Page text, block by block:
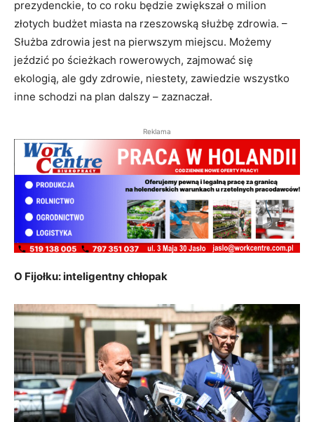
prezydenckie, to co roku będzie zwiększał o milion
złotych budżet miasta na rzeszowską służbę zdrowia. –
Służba zdrowia jest na pierwszym miejscu. Możemy
jeździć po ścieżkach rowerowych, zajmować się
ekologią, ale gdy zdrowie, niestety, zawiedzie wszystko
inne schodzi na plan dalszy – zaznaczał.
Reklama
O Fijołku: inteligentny chłopak